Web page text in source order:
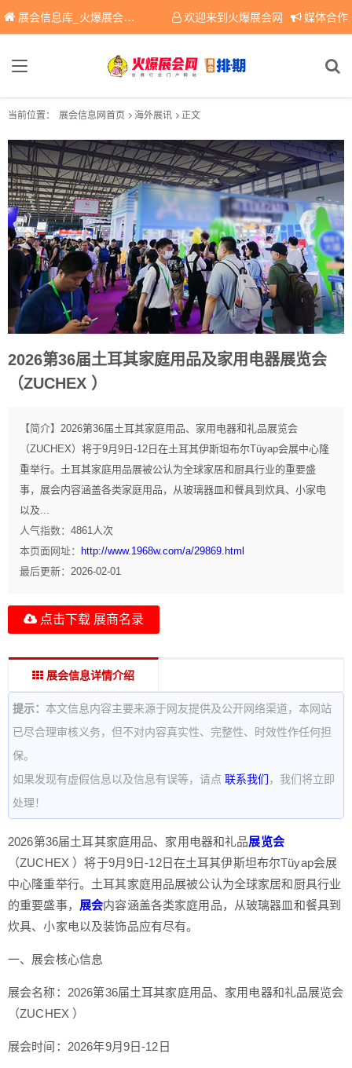
展会信息库_火爆展会网免费展会信息查询平台，提供专业会展服务！ 欢迎来到火爆展会网 媒体合作
当前位置： 展会信息网首页 海外展讯 正文
2026第36届土耳其家庭用品及家用电器展览会
（ZUCHEX ）
【简介】 2026第36届土耳其家庭用品、家用电器和礼品展览会
（ZUCHEX）将于9月9日-12日在土耳其伊斯坦布尔Tüyap会展中心隆
重举行。土耳其家庭用品展被公认为全球家居和厨具行业的重要盛
事，展会内容涵盖各类家庭用品，从玻璃器皿和餐具到炊具、小家电
以及...
人气指数： 4861 人次
本页面网址：
http://www.1968w.com/a/29869.html
最后更新： 2026-02-01
点击下载 展商名录
展会信息详情介绍
提示： 本文信息内容主要来源于网友提供及公开网络渠道，本网站
已尽合理审核义务，但不对内容真实性、完整性、时效性作任何担
保。
如果发现有虚假信息以及信息有误等，请点 联系我们 ，我们将立即
处理！
2026第36届土耳其家庭用品、家用电器和礼品展览会
（ZUCHEX ）将于9月9日-12日在土耳其伊斯坦布尔Tüyap会展
中心隆重举行。土耳其家庭用品展被公认为全球家居和厨具行业
的重要盛事， 展会内容涵盖各类家庭用品，从玻璃器皿和餐具到
炊具、小家电以及装饰品应有尽有。
一、展会核心信息
展会名称：2026第36届土耳其家庭用品、家用电器和礼品展览会
（ZUCHEX ）
展会时间：2026年9月9日-12日